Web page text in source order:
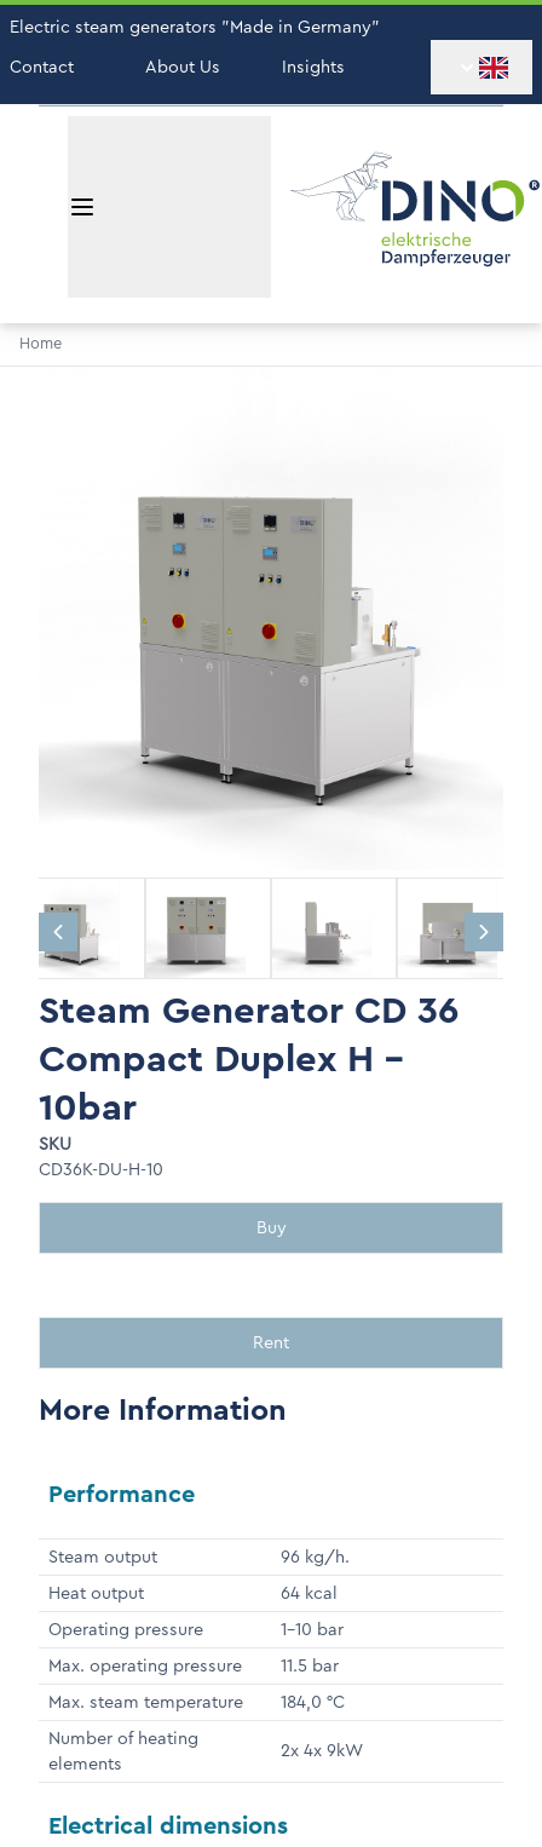
Electric steam generators "Made in Germany"
Contact
About Us Insights
Home
Steam Generator CD 36
Compact Duplex H -
10bar
SKU
CD36K-DU-H-10
Buy
Rent
More Information
Performance
Steam output
96 kg/h.
Heat output
64 kcal
Operating pressure
1-10 bar
Max. operating pressure
11.5 bar
Max. steam temperature
184,0 °C
Number of heating
elements
2x 4x 9kW
Electrical dimensions